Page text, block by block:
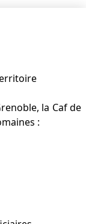
la Caf de
: